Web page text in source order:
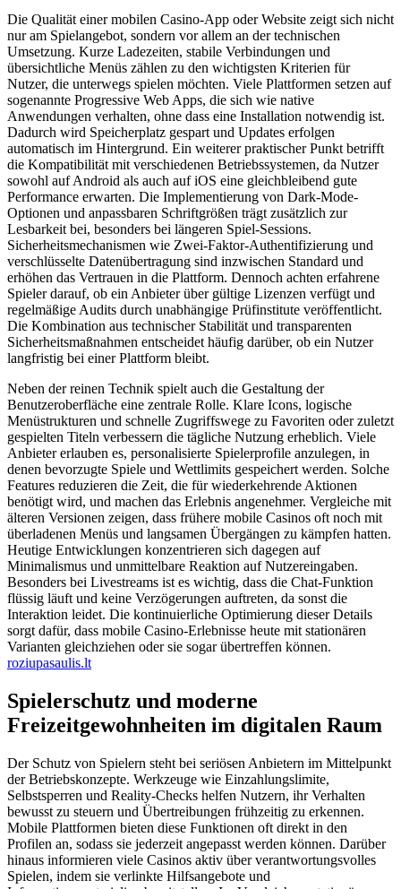
Die Qualität einer mobilen Casino-App oder Website zeigt sich nicht
nur am Spielangebot, sondern vor allem an der technischen
Umsetzung. Kurze Ladezeiten, stabile Verbindungen und
übersichtliche Menüs zählen zu den wichtigsten Kriterien für
Nutzer, die unterwegs spielen möchten. Viele Plattformen setzen auf
sogenannte Progressive Web Apps, die sich wie native
Anwendungen verhalten, ohne dass eine Installation notwendig ist.
Dadurch wird Speicherplatz gespart und Updates erfolgen
automatisch im Hintergrund. Ein weiterer praktischer Punkt betrifft
die Kompatibilität mit verschiedenen Betriebssystemen, da Nutzer
sowohl auf Android als auch auf iOS eine gleichbleibend gute
Performance erwarten. Die Implementierung von Dark-Mode-
Optionen und anpassbaren Schriftgrößen trägt zusätzlich zur
Lesbarkeit bei, besonders bei längeren Spiel-Sessions.
Sicherheitsmechanismen wie Zwei-Faktor-Authentifizierung und
verschlüsselte Datenübertragung sind inzwischen Standard und
erhöhen das Vertrauen in die Plattform. Dennoch achten erfahrene
Spieler darauf, ob ein Anbieter über gültige Lizenzen verfügt und
regelmäßige Audits durch unabhängige Prüfinstitute veröffentlicht.
Die Kombination aus technischer Stabilität und transparenten
Sicherheitsmaßnahmen entscheidet häufig darüber, ob ein Nutzer
langfristig bei einer Plattform bleibt.
Neben der reinen Technik spielt auch die Gestaltung der
Benutzeroberfläche eine zentrale Rolle. Klare Icons, logische
Menüstrukturen und schnelle Zugriffswege zu Favoriten oder zuletzt
gespielten Titeln verbessern die tägliche Nutzung erheblich. Viele
Anbieter erlauben es, personalisierte Spielerprofile anzulegen, in
denen bevorzugte Spiele und Wettlimits gespeichert werden. Solche
Features reduzieren die Zeit, die für wiederkehrende Aktionen
benötigt wird, und machen das Erlebnis angenehmer. Vergleiche mit
älteren Versionen zeigen, dass frühere mobile Casinos oft noch mit
überladenen Menüs und langsamen Übergängen zu kämpfen hatten.
Heutige Entwicklungen konzentrieren sich dagegen auf
Minimalismus und unmittelbare Reaktion auf Nutzereingaben.
Besonders bei Livestreams ist es wichtig, dass die Chat-Funktion
flüssig läuft und keine Verzögerungen auftreten, da sonst die
Interaktion leidet. Die kontinuierliche Optimierung dieser Details
sorgt dafür, dass mobile Casino-Erlebnisse heute mit stationären
Varianten gleichziehen oder sie sogar übertreffen können.
roziupasaulis.lt
Spielerschutz und moderne
Freizeitgewohnheiten im digitalen Raum
Der Schutz von Spielern steht bei seriösen Anbietern im Mittelpunkt
der Betriebskonzepte. Werkzeuge wie Einzahlungslimite,
Selbstsperren und Reality-Checks helfen Nutzern, ihr Verhalten
bewusst zu steuern und Übertreibungen frühzeitig zu erkennen.
Mobile Plattformen bieten diese Funktionen oft direkt in den
Profilen an, sodass sie jederzeit angepasst werden können. Darüber
hinaus informieren viele Casinos aktiv über verantwortungsvolles
Spielen, indem sie verlinkte Hilfsangebote und